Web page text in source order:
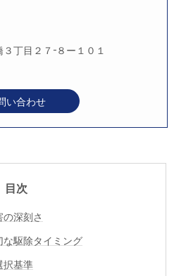
丁目２７−８ー１０１
い合わせ
目次
深刻さ
駆除タイミング
択基準